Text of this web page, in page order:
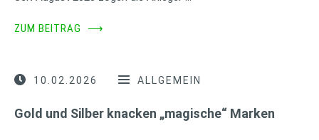
ZUM BEITRAG ⟶
10.02.2026 ALLGEMEIN
Gold und Silber knacken „magische“ Marken